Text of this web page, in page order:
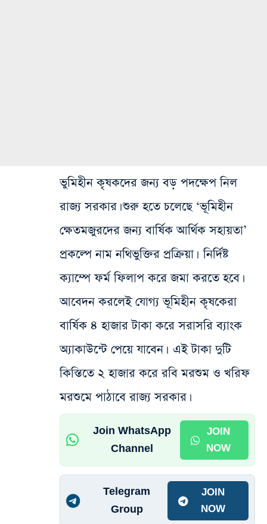
ভুমিহীন কৃষকদের জন্য বড় পদক্ষেপ নিল
রাজ্য সরকার। শুরু হতে চলেছে ‘ভূমিহীন
ক্ষেতমজুরদের জন্য বার্ষিক আর্থিক সহায়তা’
প্রকল্পে নাম নথিভুক্তির প্রক্রিয়া। নির্দিষ্ট
ক্যাম্পে ফর্ম ফিলাপ করে জমা করতে হবে।
আবেদন করলেই যোগ্য ভূমিহীন কৃষকেরা
বার্ষিক ৪ হাজার টাকা করে সরাসরি ব্যাংক
অ্যাকাউন্টে পেয়ে যাবেন। এই টাকা দুটি
কিস্তিতে ২ হাজার করে রবি মরশুম ও খরিফ
মরশুমে পাঠাবে রাজ্য সরকার।
Join WhatsApp
Channel
JOIN
NOW
Telegram
Group
JOIN
NOW